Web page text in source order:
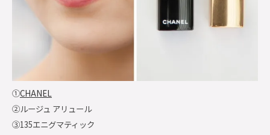
①CHANEL
②ルージュ アリュール
③135エニグマティック